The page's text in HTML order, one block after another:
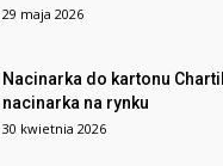
29 maja 2026
Nacinarka do kartonu
nacinarka na rynku
30 kwietnia 2026